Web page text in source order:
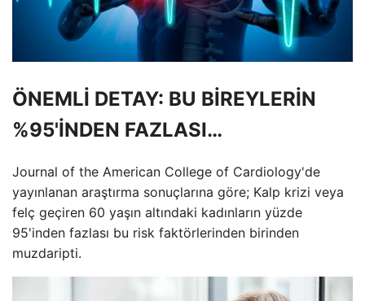
ÖNEMLİ DETAY: BU BİREYLERİN
%95'İNDEN FAZLASI…
Journal of the American College of Cardiology'de
yayınlanan araştırma sonuçlarına göre; Kalp krizi veya
felç geçiren 60 yaşın altındaki kadınların yüzde
95'inden fazlası bu risk faktörlerinden birinden
muzdaripti.